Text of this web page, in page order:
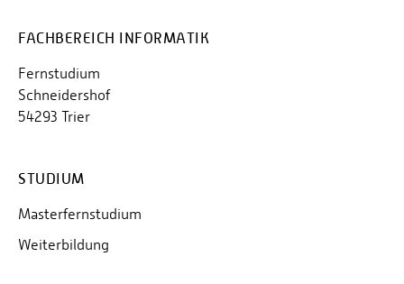
FACHBEREICH INFORMATIK
Fernstudium
Schneidershof
54293 Trier
STUDIUM
Masterfernstudium
Weiterbildung